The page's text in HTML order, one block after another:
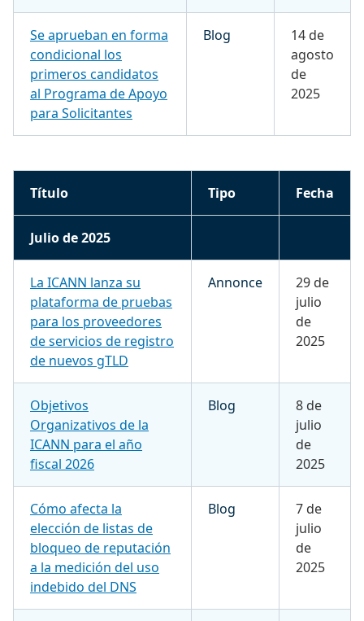
Se aprueban en forma
condicional los
primeros candidatos
al Programa de Apoyo
para Solicitantes
Blog
14 de
agosto
de
2025
Título Tipo Fecha
Julio de 2025
La ICANN lanza su
plataforma de pruebas
para los proveedores
de servicios de registro
de nuevos gTLD
Annonce
29 de
julio
de
2025
Objetivos
Organizativos de la
ICANN para el año
fiscal 2026
Blog
8 de
julio
de
2025
Cómo afecta la
elección de listas de
bloqueo de reputación
a la medición del uso
indebido del DNS
Blog
7 de
julio
de
2025